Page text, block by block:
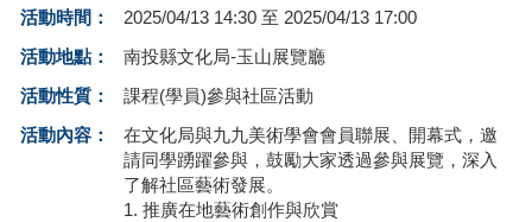
志工與社團
友站連結
活動時間：
2025/04/13 14:30 至 2025/04/13 17:00
活動地點：
南投縣文化局-玉山展覽廳
活動性質：
課程(學員)參與社區活動
活動內容：
在文化局與九九美術學會會員聯展、開幕式，邀
請同學踴躍參與，鼓勵大家透過參與展覽，深入
了解社區藝術發展。
1. 推廣在地藝術創作與欣賞